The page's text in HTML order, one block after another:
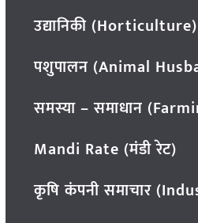
उद्यानिकी (Horticulture)
पशुपालन (Animal
समस्या – समाधान
Mandi Rate (मंडी रेट)
कृषि कंपनी समाचार